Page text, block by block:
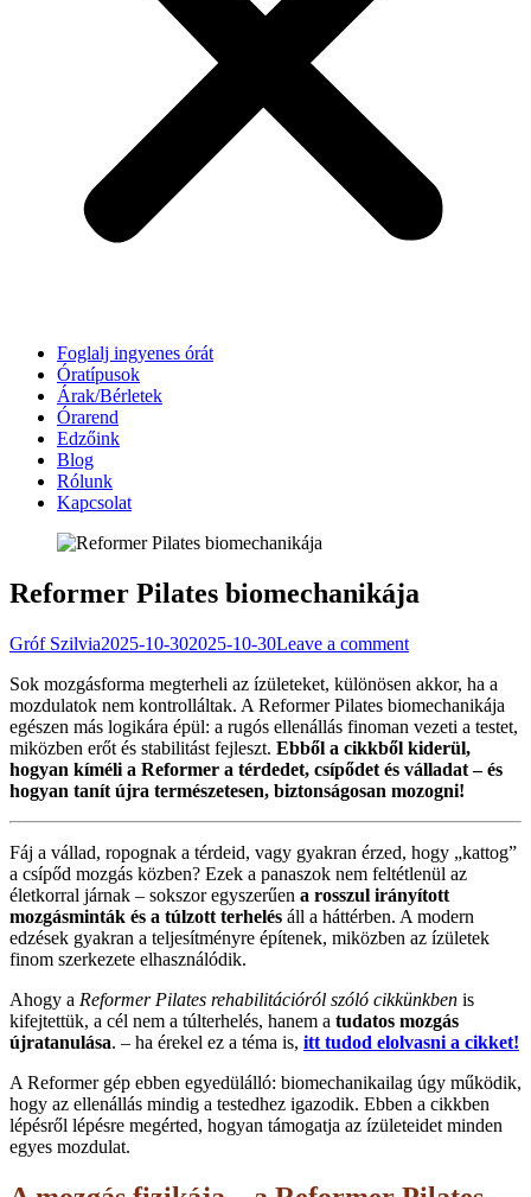
Foglalj ingyenes órát
Óratípusok
Árak/Bérletek
Órarend
Edzőink
Blog
Rólunk
Kapcsolat
Reformer Pilates biomechanikája
Gróf Szilvia2025-10-302025-10-30Leave a comment
Sok mozgásforma megterheli az ízületeket, különösen akkor, ha a
mozdulatok nem kontrolláltak. A Reformer Pilates biomechanikája
egészen más logikára épül: a rugós ellenállás finoman vezeti a testet,
miközben erőt és stabilitást fejleszt. Ebből a cikkből kiderül,
hogyan kíméli a Reformer a térdedet, csípődet és válladat – és
hogyan tanít újra természetesen, biztonságosan mozogni!
Fáj a vállad, ropognak a térdeid, vagy gyakran érzed, hogy „kattog”
a csípőd mozgás közben? Ezek a panaszok nem feltétlenül az
életkorral járnak – sokszor egyszerűen a rosszul irányított
mozgásminták és a túlzott terhelés áll a háttérben. A modern
edzések gyakran a teljesítményre építenek, miközben az ízületek
finom szerkezete elhasználódik.
Ahogy a Reformer Pilates rehabilitációról szóló cikkünkben is
kifejtettük, a cél nem a túlterhelés, hanem a tudatos mozgás
újratanulása. – ha érekel ez a téma is, itt tudod elolvasni a cikket!
A Reformer gép ebben egyedülálló: biomechanikailag úgy működik,
hogy az ellenállás mindig a testedhez igazodik. Ebben a cikkben
lépésről lépésre megérted, hogyan támogatja az ízületeidet minden
egyes mozdulat.